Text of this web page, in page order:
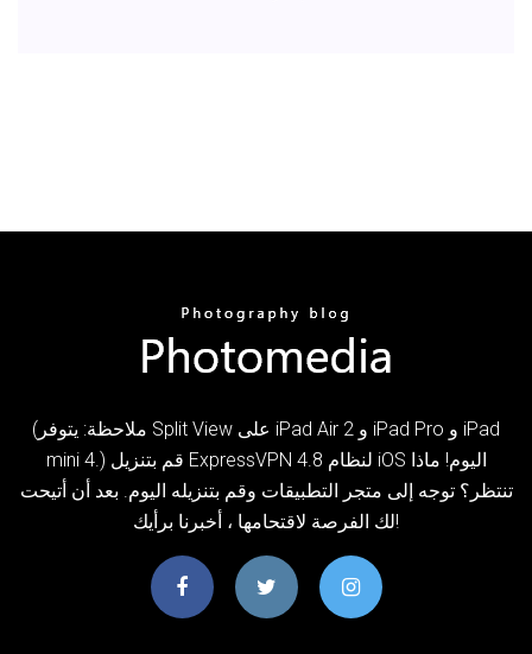
(ملاحظة: يتوفر Split View على iPad Air 2 و iPad Pro و iPad
mini 4.) قم بتنزيل ExpressVPN 4.8 لنظام iOS اليوم! ماذا
تنتظر؟ توجه إلى متجر التطبيقات وقم بتنزيله اليوم. بعد أن أتيحت
لك الفرصة لاقتحامها ، أخبرنا برأيك!